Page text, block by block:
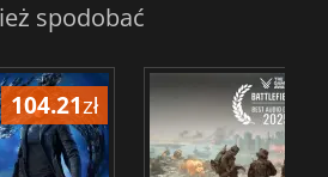
spodobać
104.21zł